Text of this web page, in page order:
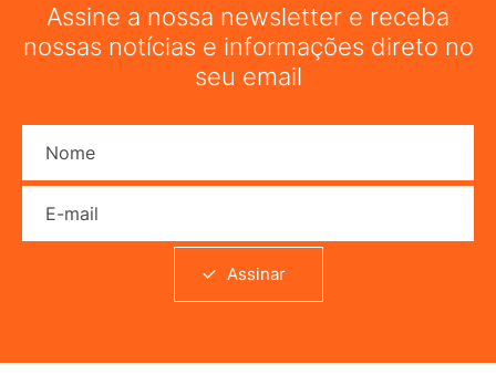
Assine a nossa newsletter e receba
nossas notícias e informações direto no
seu email
Assinar